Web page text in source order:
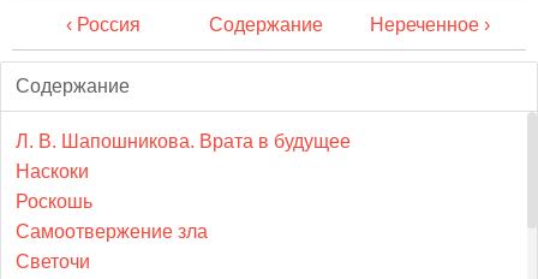
‹ Россия Содержание Нереченное ›
Содержание
Л. В. Шапошникова. Врата в будущее
Наскоки
Роскошь
Самоотвержение зла
Светочи